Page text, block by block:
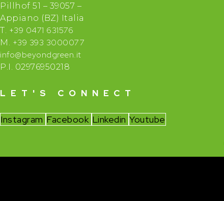
Pillhof 51 – 39057 –
Appiano (BZ) Italia
T. +39 0471 631576
M. +39 393 3000077
info@beyondgreen.it
P.I. 02976950218
LET'S CONNECT
Instagram Facebook Linkedin Youtube